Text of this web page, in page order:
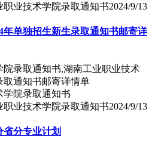
职业技术学院录取通知书2024/9/13
年单独招生新生录取通知书邮寄详
院录取通知书,湖南工业职业技术
取通知书邮寄详情单
职业技术学院录取通知书2024/9/13
省分专业计划